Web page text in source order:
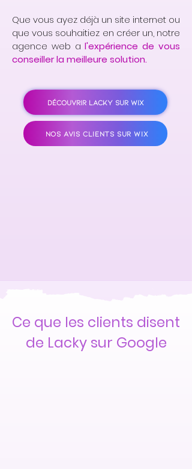
Que vous ayez déjà un site internet ou
que vous souhaitiez en créer un, notre
agence web al'expérience de vous
conseiller la meilleure solution.
DÉCOUVRIR LACKY SUR WIX
NOS AVIS CLIENTS SUR WIX
Ce que les clients disent
de Lacky sur Google